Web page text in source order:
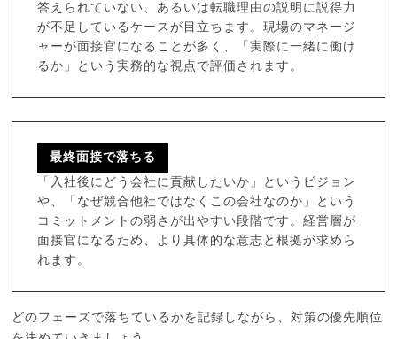
答えられていない、あるいは転職理由の説明に説得力
が不足しているケースが目立ちます。現場のマネージ
ャーが面接官になることが多く、「実際に一緒に働け
るか」という実務的な視点で評価されます。
最終面接で落ちる
「入社後にどう会社に貢献したいか」というビジョン
や、「なぜ競合他社ではなくこの会社なのか」という
コミットメントの弱さが出やすい段階です。経営層が
面接官になるため、より具体的な意志と根拠が求めら
れます。
どのフェーズで落ちているかを記録しながら、対策の優先順位